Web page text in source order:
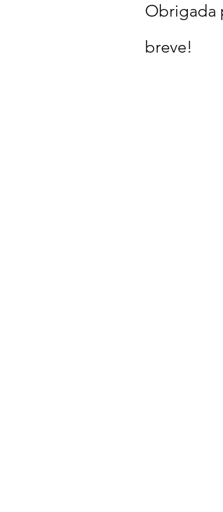
Obrigada
breve!